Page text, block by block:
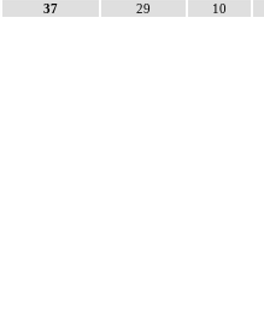
37 29 10